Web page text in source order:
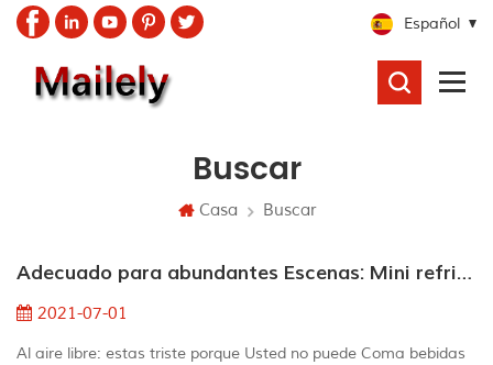
Español
Buscar
Casa Buscar
Adecuado para abundantes Escenas: Mini refrigerador
2021-07-01
Al aire libre: estas triste porque Usted no puede Coma bebidas